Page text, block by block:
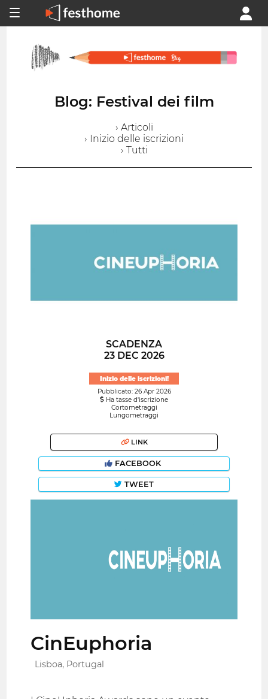
Blog: Festival dei film
› Articoli
› Inizio delle iscrizioni
› Tutti
SCADENZA
23 DEC 2026
Inizio delle iscrizioni!
Pubblicato: 26 Apr 2026
Ha tasse d'iscrizione
Cortometraggi
Lungometraggi
LINK
FACEBOOK
TWEET
CinEuphoria
Lisboa, Portugal